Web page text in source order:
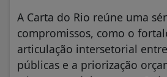
A Carta do Rio reúne uma
compromissos, como o
articulação intersetorial
públicas e a priorização